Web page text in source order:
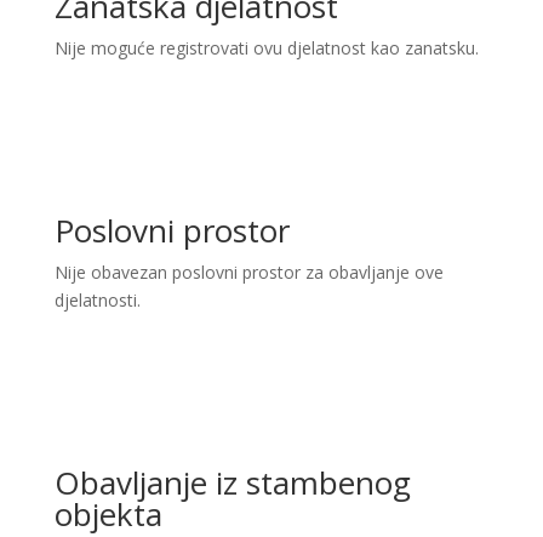
Nije moguće registrovati ovu djelatnost kao zanatsku.
Poslovni prostor
Nije obavezan poslovni prostor za obavljanje ove
djelatnosti.
Obavljanje iz stambenog
objekta